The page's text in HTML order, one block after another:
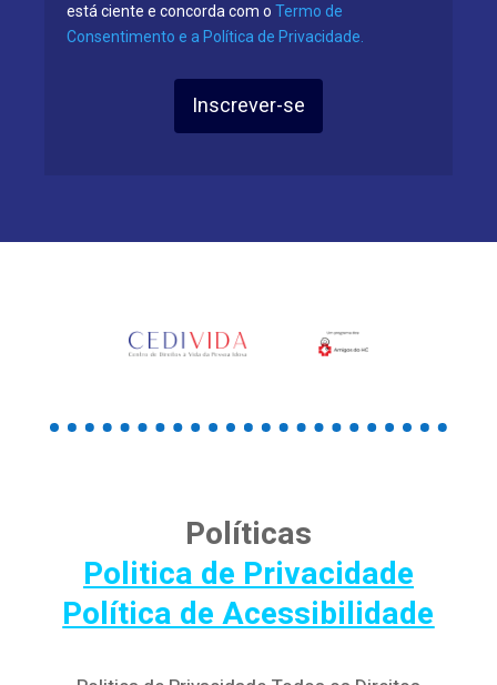
está ciente e concorda com o Termo de
Consentimento e a Política de Privacidade.
Inscrever-se
Políticas
Politica de Privacidade
Política de Acessibilidade